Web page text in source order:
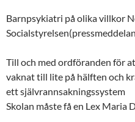
Barnpsykiatri på olika villkor
Till och med ordföranden för
vaknat till lite på hälften och
ett självrannsakningssystem
Skolan måste få en Lex Maria